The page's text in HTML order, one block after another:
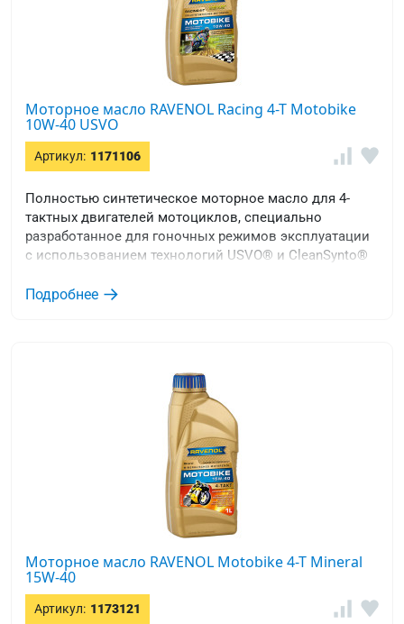
Моторное масло RAVENOL Racing 4-T Motobike
10W-40 USVO
Артикул: 1171106
Полностью синтетическое моторное масло для 4-
тактных двигателей мотоциклов, специально
разработанное для гоночных режимов эксплуатации
с использованием технологий USVO® и CleanSynto®
Подробнее
Моторное масло RAVENOL Motobike 4-T Mineral
15W-40
Артикул: 1173121